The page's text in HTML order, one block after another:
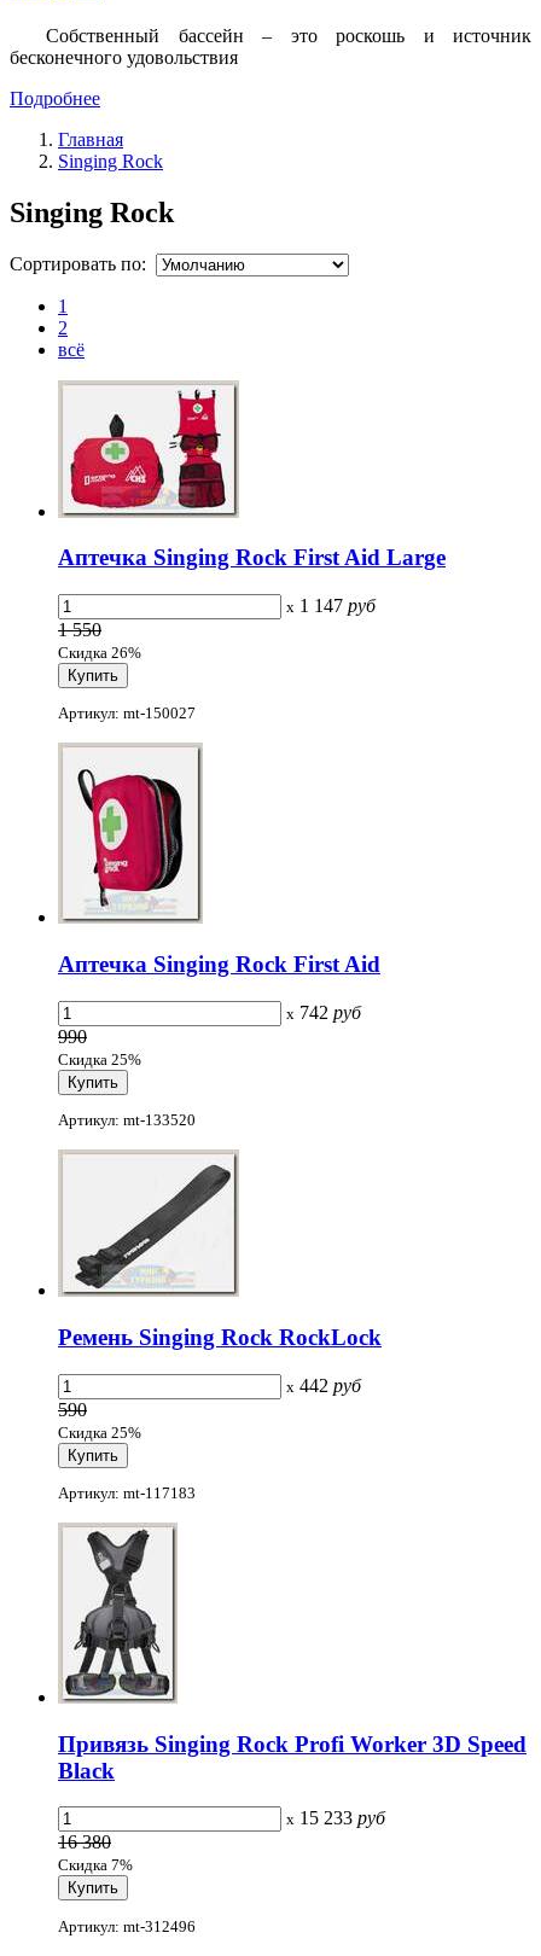
Собственный бассейн – это роскошь и источник
бесконечного удовольствия
Подробнее
Главная
Singing Rock
Singing Rock
Сортировать по:
1
2
всё
Аптечка Singing Rock First Aid Large
x 1 147 руб
1 550
Скидка 26%
Артикул: mt-150027
Аптечка Singing Rock First Aid
x 742 руб
990
Скидка 25%
Артикул: mt-133520
Ремень Singing Rock RockLock
x 442 руб
590
Скидка 25%
Артикул: mt-117183
Привязь Singing Rock Profi Worker 3D Speed
Black
x 15 233 руб
16 380
Скидка 7%
Артикул: mt-312496